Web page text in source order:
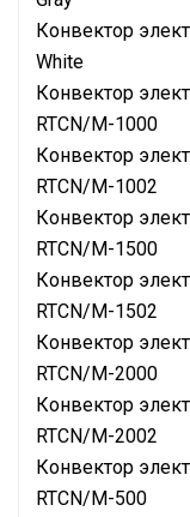
Конвектор
White
Конвектор
RTCN/M-1000
Конвектор
RTCN/M-1002
Конвектор
RTCN/M-1500
Конвектор
RTCN/M-1502
Конвектор
RTCN/M-2000
Конвектор
RTCN/M-2002
Конвектор
RTCN/M-500